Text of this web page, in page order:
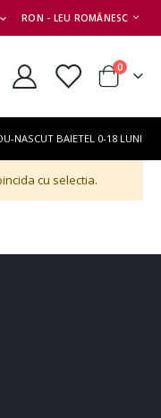
MONEDA
RON - LEU ROMÂNESC
Cart
0articole
NASCUT BAIETEL 0-18 LUNI
cu selectia.